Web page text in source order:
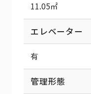
11.05㎡
エレベーター
有
管理形態